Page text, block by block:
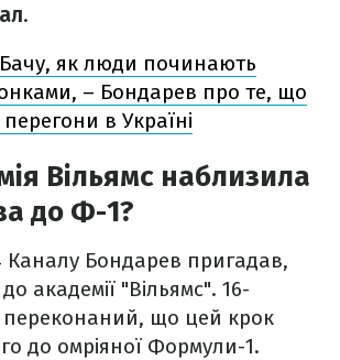
.
Бачу, як люди починають
– Бондарев про те, що
в Україні
Вільямс наблизила
до Ф-1?
Каналу Бондарев пригадав,
академії "Вільямс". 16-
переконаний, що цей крок
до омріяної Формули-1.